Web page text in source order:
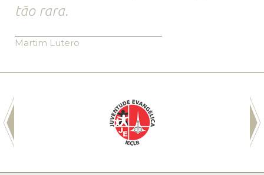
tão rara.
Martim Lutero